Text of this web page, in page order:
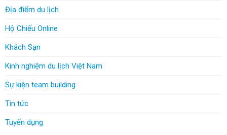
Địa điểm du lịch
Hộ Chiếu Online
Khách Sạn
Kinh nghiệm du lịch Việt Nam
Sự kiện team building
Tin tức
Tuyển dụng